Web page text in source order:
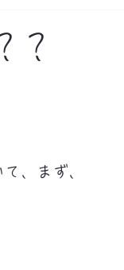
？
、まず、